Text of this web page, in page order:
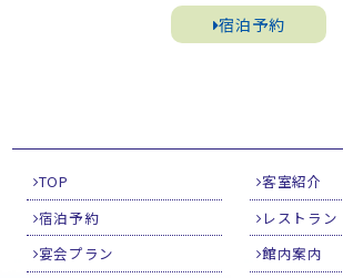
宿泊予約
TOP
客室紹介
宿泊予約
レストラン
宴会プラン
館内案内